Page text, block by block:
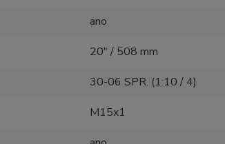
ano
20" / 508 mm
30-06 SPR. (1:10 / 4)
M15x1